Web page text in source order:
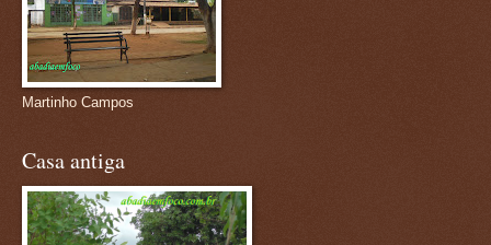
Martinho Campos
Casa antiga